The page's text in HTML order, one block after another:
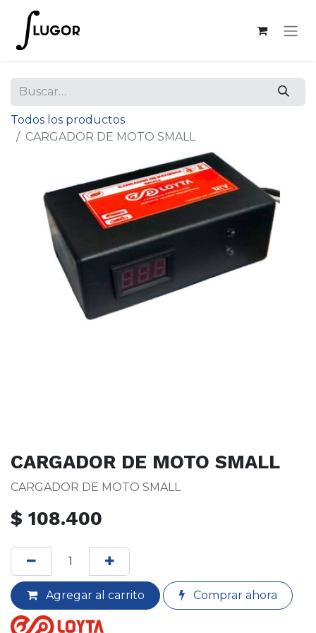
Todos los productos
CARGADOR DE MOTO SMALL
CARGADOR DE MOTO SMALL
CARGADOR DE MOTO SMALL
$ 108.400
Agregar al carrito Comprar ahora